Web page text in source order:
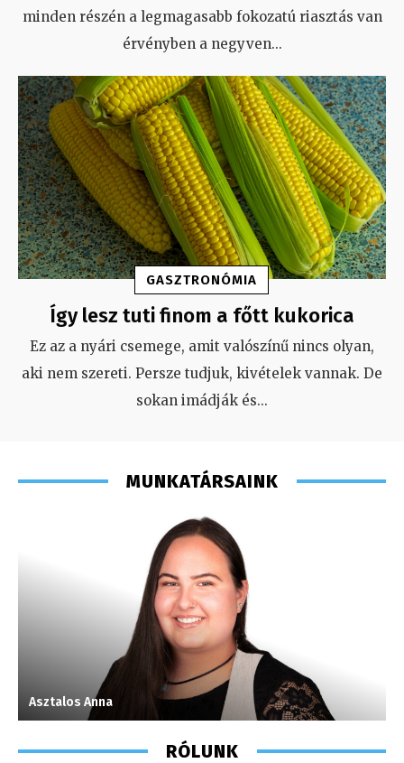
minden részén a legmagasabb fokozatú riasztás van
érvényben a negyven...
GASZTRONÓMIA
Így lesz tuti finom a főtt kukorica
Ez az a nyári csemege, amit valószínű nincs olyan,
aki nem szereti. Persze tudjuk, kivételek vannak. De
sokan imádják és...
MUNKATÁRSAINK
Asztalos Anna
RÓLUNK